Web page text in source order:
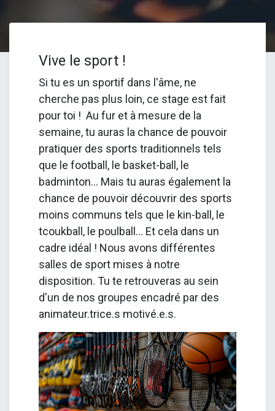
Vive le sport !
Si tu es un sportif dans l'âme, ne
cherche pas plus loin, ce stage est fait
pour toi ! Au fur et à mesure de la
semaine, tu auras la chance de pouvoir
pratiquer des sports traditionnels tels
que le football, le basket-ball, le
badminton... Mais tu auras également la
chance de pouvoir découvrir des sports
moins communs tels que le kin-ball, le
tcoukball, le poulball... Et cela dans un
cadre idéal ! Nous avons différentes
salles de sport mises à notre
disposition. Tu te retrouveras au sein
d'un de nos groupes encadré par des
animateur.trice.s motivé.e.s.